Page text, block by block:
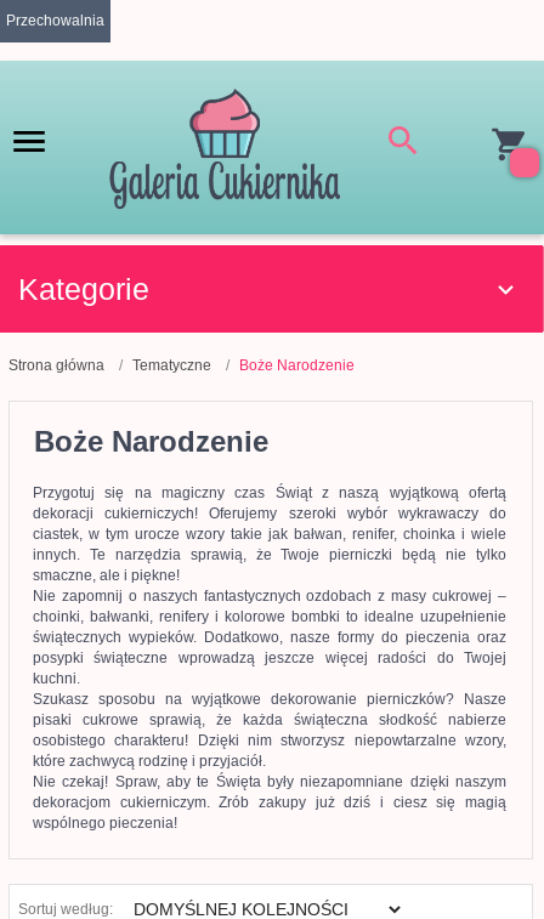
Przechowalnia
Kategorie
Strona główna Tematyczne Boże Narodzenie
Boże Narodzenie
Przygotuj się na magiczny czas Świąt z naszą wyjątkową ofertą
dekoracji cukierniczych! Oferujemy szeroki wybór wykrawaczy do
ciastek, w tym urocze wzory takie jak bałwan, renifer, choinka i wiele
innych. Te narzędzia sprawią, że Twoje pierniczki będą nie tylko
smaczne, ale i piękne!
Nie zapomnij o naszych fantastycznych ozdobach z masy cukrowej –
choinki, bałwanki, renifery i kolorowe bombki to idealne uzupełnienie
świątecznych wypieków. Dodatkowo, nasze formy do pieczenia oraz
posypki świąteczne wprowadzą jeszcze więcej radości do Twojej
kuchni.
Szukasz sposobu na wyjątkowe dekorowanie pierniczków? Nasze
pisaki cukrowe sprawią, że każda świąteczna słodkość nabierze
osobistego charakteru! Dzięki nim stworzysz niepowtarzalne wzory,
które zachwycą rodzinę i przyjaciół.
Nie czekaj! Spraw, aby te Święta były niezapomniane dzięki naszym
dekoracjom cukierniczym. Zrób zakupy już dziś i ciesz się magią
wspólnego pieczenia!
Sortuj według: sort